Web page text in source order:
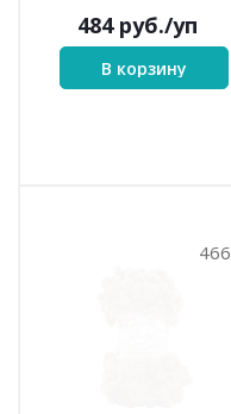
484руб./уп
В корзину
466